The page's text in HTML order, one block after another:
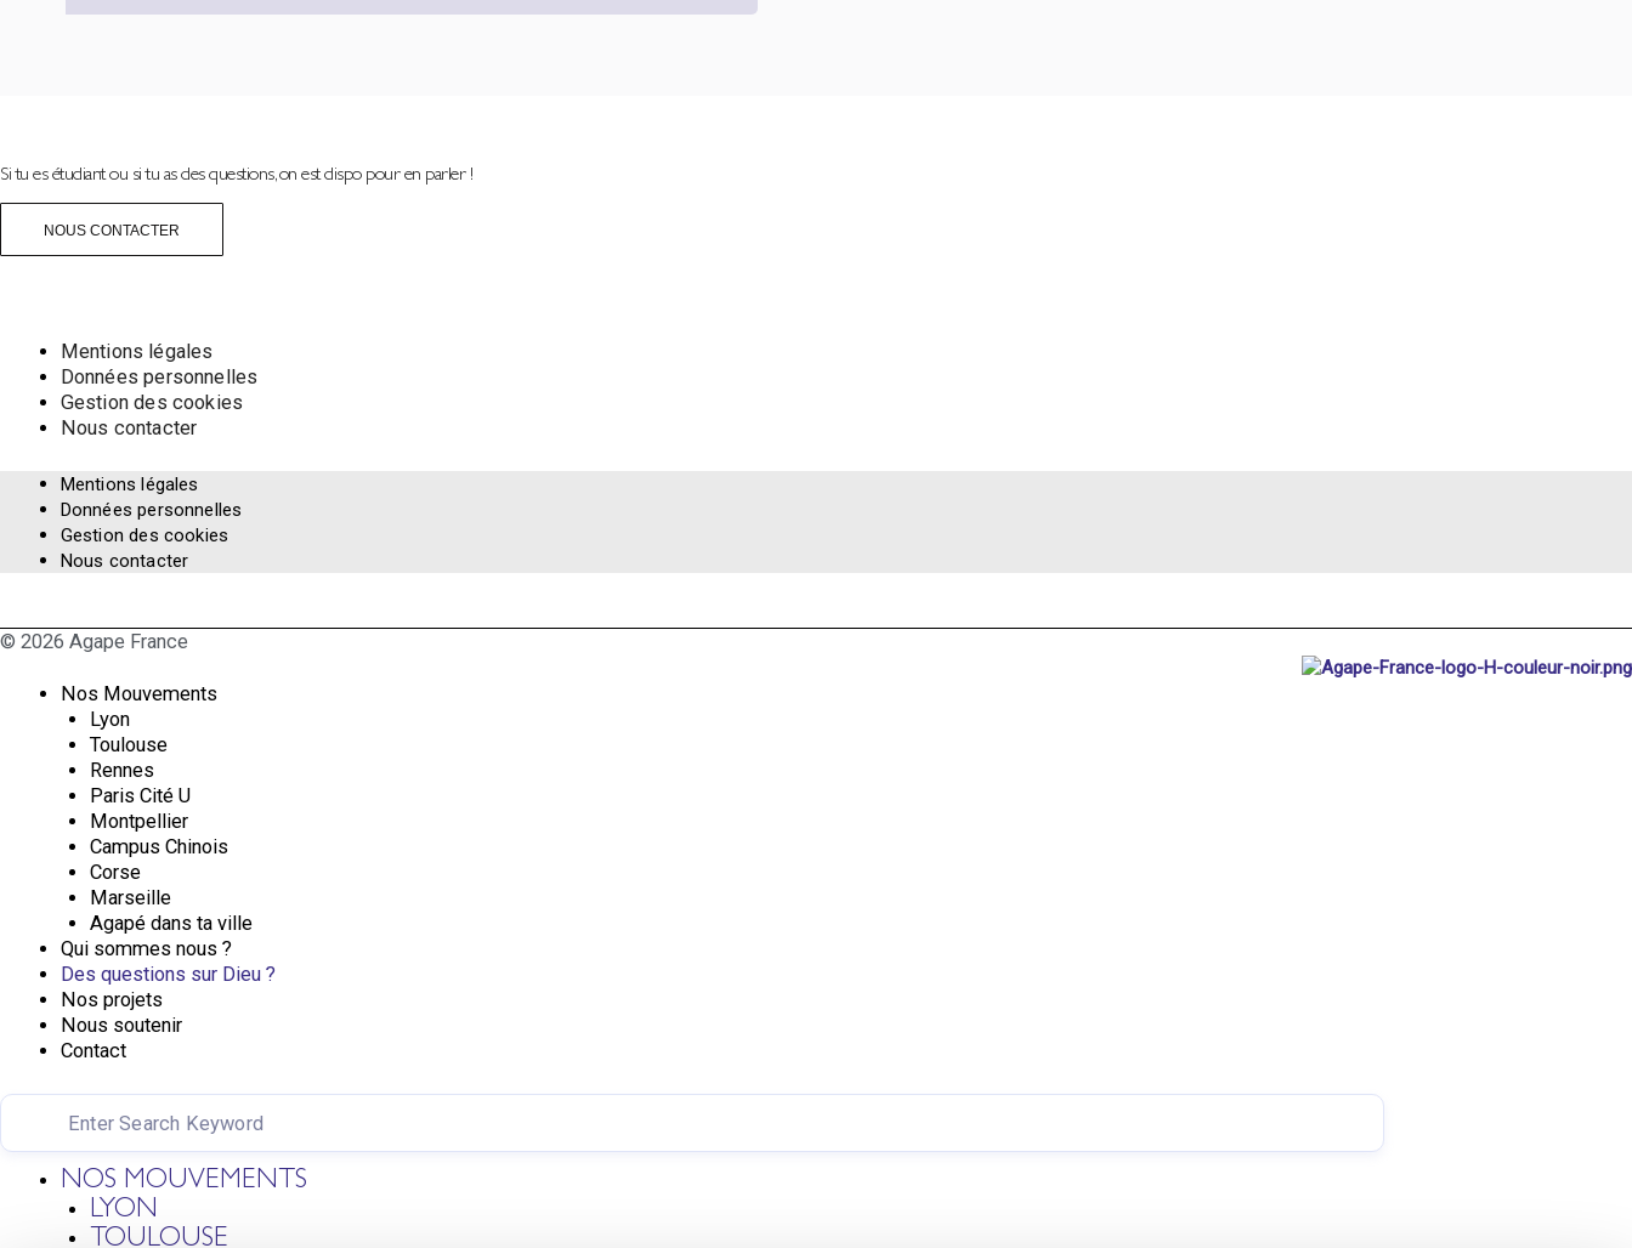
Si tu es étudiant ou si tu as des questions, on est dispo pour en parler !
NOUS CONTACTER
Mentions légales
Données personnelles
Gestion des cookies
Nous contacter
Mentions légales
Données personnelles
Gestion des cookies
Nous contacter
© 2026 Agape France
Nos Mouvements
Lyon
Toulouse
Rennes
Paris Cité U
Montpellier
Campus Chinois
Corse
Marseille
Agapé dans ta ville
Qui sommes nous ?
Des questions sur Dieu ?
Nos projets
Nous soutenir
Contact
NOS MOUVEMENTS
LYON
TOULOUSE